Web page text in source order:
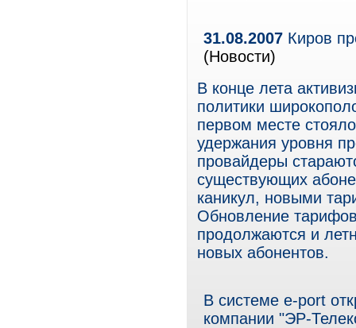
31.08.2007 Киров
(Новости)
В конце лета
политики
первом месте
удержания уровня
провайдеры
существующих
каникул, новыми
Обновление
продолжаются и
новых абонентов.
В системе e-port
компании "ЭР-